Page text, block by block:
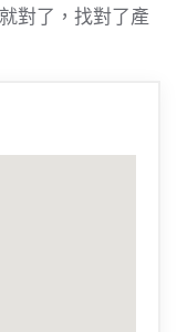
對了，找對了產